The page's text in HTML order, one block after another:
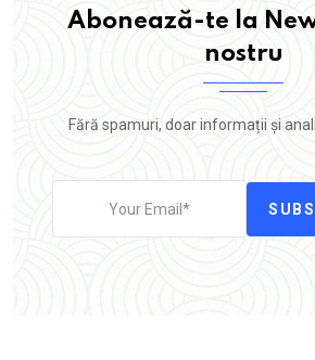
Abonează-te la
nostru
Fără spamuri, doar informații și